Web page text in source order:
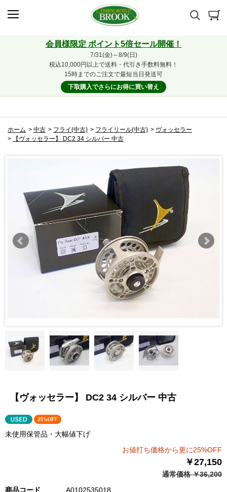
会員様限定 ポイント5倍セール開催！
7/31(金)～8/9(日)
税込10,000円以上で送料・代引き手数料無料！
15時までのご注文で最短当日発送可
下取購入でさらにお得に買い替え
ホーム > 中古 > フライ(中古) > フライリール(中古) > ヴォッセラー
>
【ヴォッセラー】 DC2 34 シルバー 中古
【ヴォッセラー】 DC2 34 シルバー 中古
未使用保管品・大幅値下げ
お値打ち価格から更に25%OFF
￥27,150
通常価格 ￥36,200
商品コード
A0102535018